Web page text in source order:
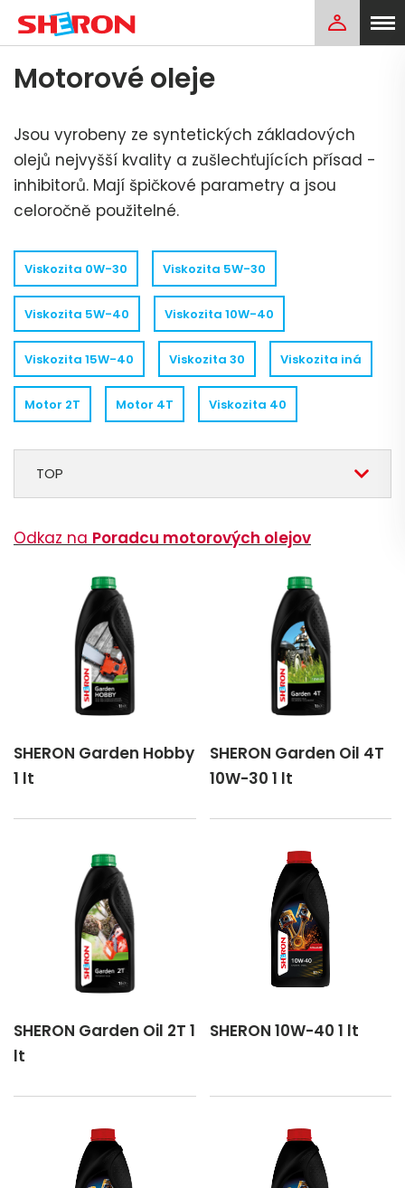
Motorové oleje
TOP
Jsou vyrobeny ze syntetických základových
olejů nejvyšší kvality a zušlechťujících přísad -
inhibitorů. Mají špičkové parametry a jsou
celoročně použitelné.
Viskozita 0W-30 Viskozita 5W-30
Viskozita 5W-40 Viskozita 10W-40
Viskozita 15W-40 Viskozita 30 Viskozita iná
Motor 2T Motor 4T Viskozita 40
Odkaz na Poradcu motorových olejov
SHERON Garden Hobby
1 lt
SHERON Garden Oil 4T
10W-30 1 lt
SHERON Garden Oil 2T 1
lt
SHERON 10W-40 1 lt